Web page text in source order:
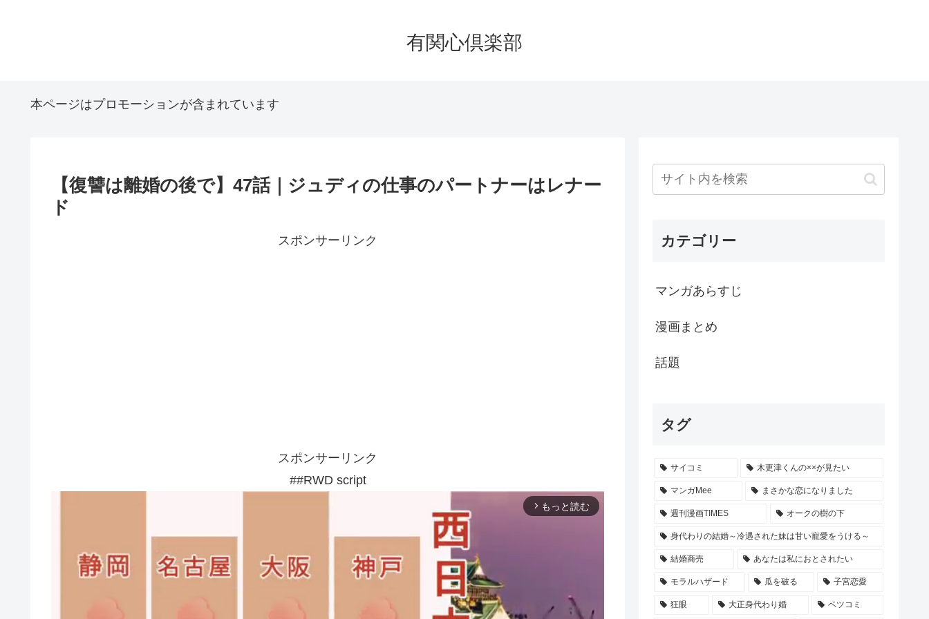
有関心倶楽部
本ページはプロモーションが含まれています
【復讐は離婚の後で】47話｜ジュディの仕事のパートナーはレナー
ド
スポンサーリンク
スポンサーリンク
##RWD script
arrow_forward_ios もっと読む
カテゴリー
マンガあらすじ
漫画まとめ
話題
タグ
サイコミ 木更津くんの××が見たい
マンガMee まさかな恋になりました
週刊漫画TIMES オークの樹の下
身代わりの結婚～冷遇された妹は甘い寵愛をうける～
結婚商売 あなたは私におとされたい
モラルハザード 瓜を破る 子宮恋愛
狂眼 大正身代わり婚 ベツコミ